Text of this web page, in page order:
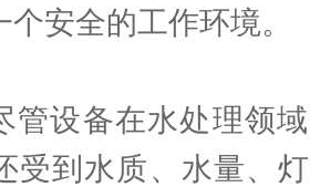
个安全的工作环境。
备在水处理领域
受到水质、水量、